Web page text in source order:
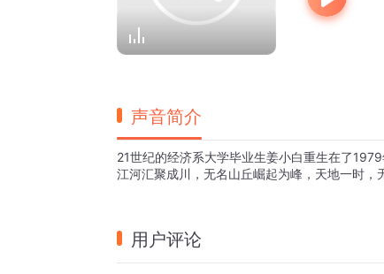
声音简介
21世纪的经济系大学毕业生姜小白重生在了
江河汇聚成川，无名山丘崛起为峰，天地一时
用户评论